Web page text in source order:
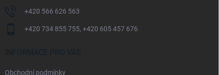
+420 566 626 563
+420 734 855 755, +420 605 457 676
INFORMACE PRO VÁS
Obchodní podmínky